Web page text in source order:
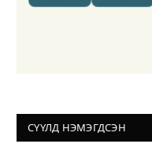
СҮҮЛД НЭМЭГДСЭН